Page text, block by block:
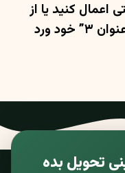
اعمال کنید یا از
ویژگی‌های “عنوان ۱”، “عنوان ۲” و “عنوان ۳” خود ورد
تحویل بده